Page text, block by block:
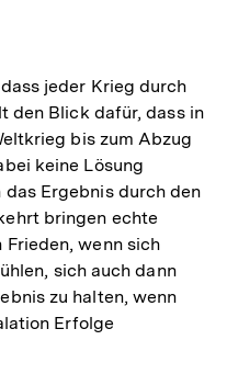
jeder Krieg durch
den Blick dafür, dass in
bis zum Abzug
keine Lösung
Ergebnis durch den
bringen echte
Frieden, wenn sich
sich auch dann
zu halten, wenn
Erfolge